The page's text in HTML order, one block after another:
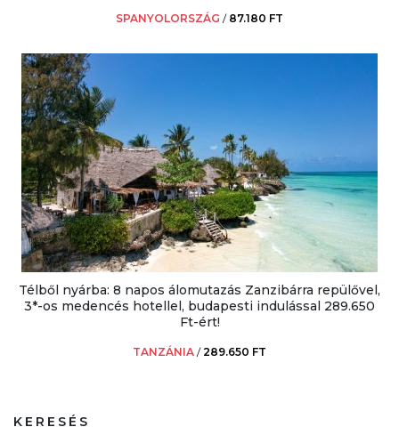
SPANYOLORSZÁG / 87.180 FT
Télből nyárba: 8 napos álomutazás Zanzibárra repülővel,
3*-os medencés hotellel, budapesti indulással 289.650
Ft-ért!
TANZÁNIA /289.650 FT
KERESÉS